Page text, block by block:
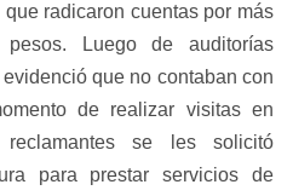
radicaron cuentas por más
Luego de auditorías
que no contaban con
de realizar visitas en
se les solicitó
para prestar servicios de